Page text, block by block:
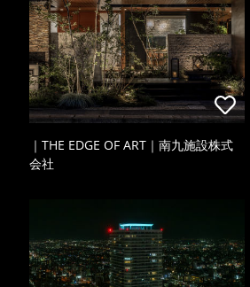
｜THE EDGE OF ART｜南九施設株式
会社